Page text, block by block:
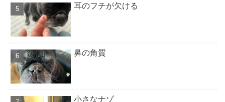
耳のフチが欠ける
鼻の角質
小さなナゾ